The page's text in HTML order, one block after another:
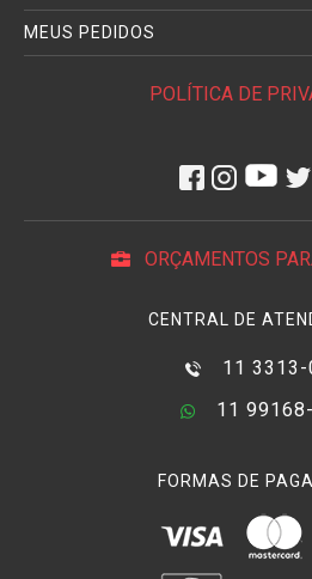
MEUS PEDIDOS
POLÍTICA DE
ORÇAMENTOS
CENTRAL DE
11 3313-
11
FORMAS DE